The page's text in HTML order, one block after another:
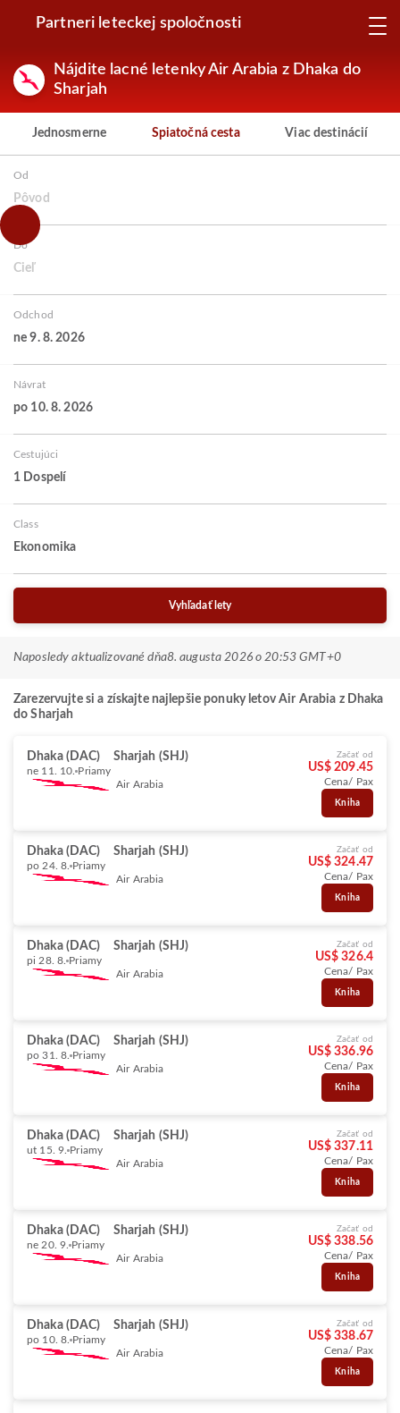
Partneri leteckej spoločnosti
Nájdite lacné letenky Air Arabia z Dhaka do
Sharjah
Jednosmerne Spiatočná cesta Viac destinácií
Od
Pôvod
Do
Cieľ
Odchod
ne 9. 8. 2026
Návrat
po 10. 8. 2026
Cestujúci
1 Dospelí
Class
Ekonomika
Vyhľadať lety
Naposledy aktualizované dňa8. augusta 2026 o 20:53 GMT+0
Zarezervujte si a získajte najlepšie ponuky letov Air Arabia z Dhaka
do Sharjah
Dhaka (DAC) Sharjah (SHJ)
ne 11. 10. Priamy
Air Arabia
Začať od
US$ 209.45
Cena/ Pax
Kniha
Dhaka (DAC) Sharjah (SHJ)
po 24. 8. Priamy
Air Arabia
Začať od
US$ 324.47
Cena/ Pax
Kniha
Dhaka (DAC) Sharjah (SHJ)
pi 28. 8. Priamy
Air Arabia
Začať od
US$ 326.4
Cena/ Pax
Kniha
Dhaka (DAC) Sharjah (SHJ)
po 31. 8. Priamy
Air Arabia
Začať od
US$ 336.96
Cena/ Pax
Kniha
Dhaka (DAC) Sharjah (SHJ)
ut 15. 9. Priamy
Air Arabia
Začať od
US$ 337.11
Cena/ Pax
Kniha
Dhaka (DAC) Sharjah (SHJ)
ne 20. 9. Priamy
Air Arabia
Začať od
US$ 338.56
Cena/ Pax
Kniha
Dhaka (DAC) Sharjah (SHJ)
po 10. 8. Priamy
Air Arabia
Začať od
US$ 338.67
Cena/ Pax
Kniha